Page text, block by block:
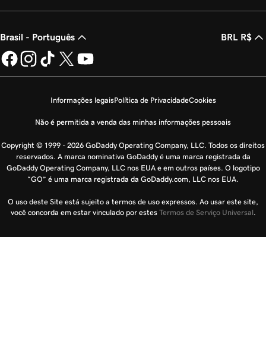
Brasil - Português BRL R$
Informações legaisPolítica de PrivacidadeCookies
Não é permitida a venda das minhas informações pessoais
Copyright © 1999 - 2026 GoDaddy Operating Company, LLC. Todos os direitos
reservados. A marca nominativa GoDaddy é uma marca registrada da
GoDaddy Operating Company, LLC nos EUA e em outros países. O logotipo
“GO” é uma marca registrada da GoDaddy.com, LLC nos EUA.
O uso deste Site está sujeito a termos de uso expressos. Ao usar este site,
você concorda em estar vinculado por estes Termos de Serviço Universal.